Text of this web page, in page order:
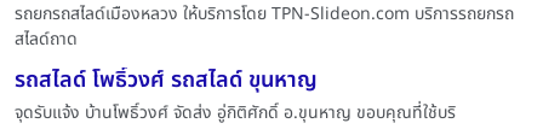
รถยกรถสไลด์เมืองหลวง ให้บริการโดย TPN-Slideon.com บริการรถยกรถ
สไลด์ถาด
รถสไลด์ โพธิ์วงศ์ รถสไลด์ ขุนหาญ
จุดรับแจ้ง บ้านโพธิ์วงศ์ จัดส่ง อู่กิติศักดิ์ อ.ขุนหาญ ขอบคุณที่ใช้บริ